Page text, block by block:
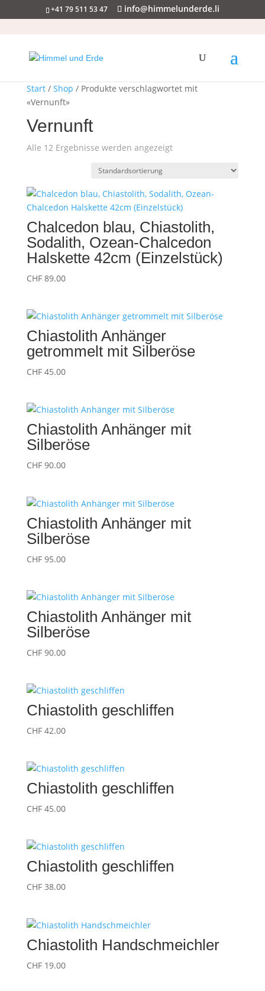
+41 79 511 53 47 info@himmelunderde.li
Start/ Shop / Produkte verschlagwortet mit
«Vernunft»
Vernunft
Alle 12 Ergebnisse werden angezeigt
Chalcedon blau, Chiastolith,
Sodalith, Ozean-Chalcedon
Halskette 42cm (Einzelstück)
CHF89.00
Chiastolith Anhänger
getrommelt mit Silberöse
CHF45.00
Chiastolith Anhänger mit
Silberöse
CHF90.00
Chiastolith Anhänger mit
Silberöse
CHF95.00
Chiastolith Anhänger mit
Silberöse
CHF90.00
Chiastolith geschliffen
CHF42.00
Chiastolith geschliffen
CHF45.00
Chiastolith geschliffen
CHF38.00
Chiastolith Handschmeichler
CHF19.00